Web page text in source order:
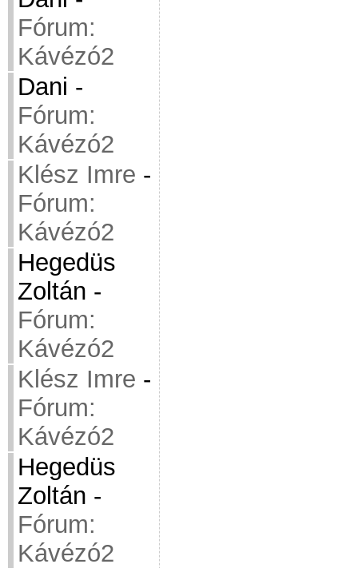
Fórum:
Kávézó2
Dani -
Fórum:
Kávézó2
Klész Imre -
Fórum:
Kávézó2
Hegedüs
Zoltán -
Fórum:
Kávézó2
Klész Imre -
Fórum:
Kávézó2
Hegedüs
Zoltán -
Fórum:
Kávézó2